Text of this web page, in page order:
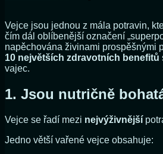
Vejce jsou jednou z mála potravin,
čím dál oblíbenější označení
napěchována živinami prospěšnými
10 největších zdravotních benefitů
vajec.
1. Jsou nutričně
Vejce se řadí mezi nejvýživnější
Jedno větší vařené vejce obsahuje: